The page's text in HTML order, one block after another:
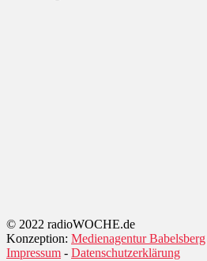
© 2022 radioWOCHE.de
Konzeption: Medienagentur Babelsberg
Impressum - Datenschutzerklärung